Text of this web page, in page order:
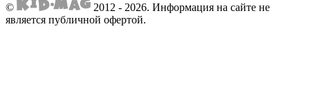
© 2012 - 2026. Информация на сайте не
является публичной офертой.